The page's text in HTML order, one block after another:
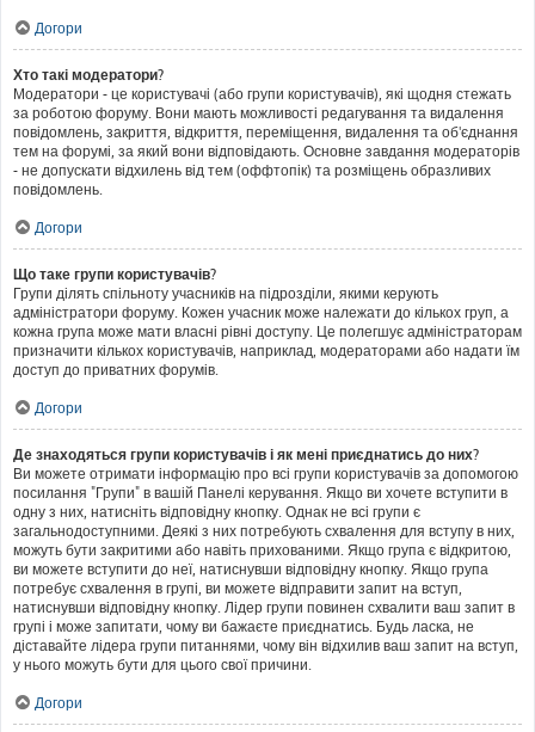
Догори
Хто такі модератори?
Модератори - це користувачі (або групи користувачів), які щодня стежать
за роботою форуму. Вони мають можливості редагування та видалення
повідомлень, закриття, відкриття, переміщення, видалення та об'єднання
тем на форумі, за який вони відповідають. Основне завдання модераторів
- не допускати відхилень від тем (оффтопік) та розміщень образливих
повідомлень.
Догори
Що таке групи користувачів?
Групи ділять спільноту учасників на підрозділи, якими керують
адміністратори форуму. Кожен учасник може належати до кількох груп, а
кожна група може мати власні рівні доступу. Це полегшує адміністраторам
призначити кількох користувачів, наприклад, модераторами або надати їм
доступ до приватних форумів.
Догори
Де знаходяться групи користувачів і як мені приєднатись до них?
Ви можете отримати інформацію про всі групи користувачів за допомогою
посилання "Групи" в вашій Панелі керування. Якщо ви хочете вступити в
одну з них, натисніть відповідну кнопку. Однак не всі групи є
загальнодоступними. Деякі з них потребують схвалення для вступу в них,
можуть бути закритими або навіть прихованими. Якщо група є відкритою,
ви можете вступити до неї, натиснувши відповідну кнопку. Якщо група
потребує схвалення в групі, ви можете відправити запит на вступ,
натиснувши відповідну кнопку. Лідер групи повинен схвалити ваш запит в
групі і може запитати, чому ви бажаєте приєднатись. Будь ласка, не
діставайте лідера групи питаннями, чому він відхилив ваш запит на вступ,
у нього можуть бути для цього свої причини.
Догори